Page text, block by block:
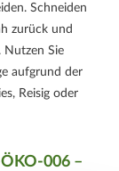
Schneiden
zurück und
Nutzen Sie
aufgrund der
Reisig oder
ÖKO-006 –